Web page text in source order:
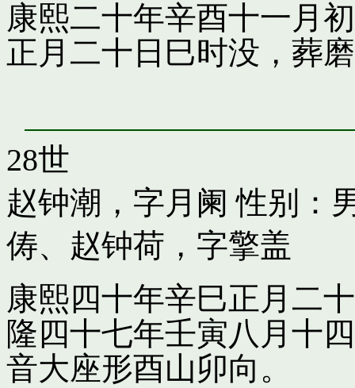
康熙二十年辛酉十一月
正月二十日巳时没，葬
28世
赵钟潮，字月阑 性别：
俦、 赵钟荷，字擎盖
康熙四十年辛巳正月二
隆四十七年壬寅八月十
音大座形酉山卯向。